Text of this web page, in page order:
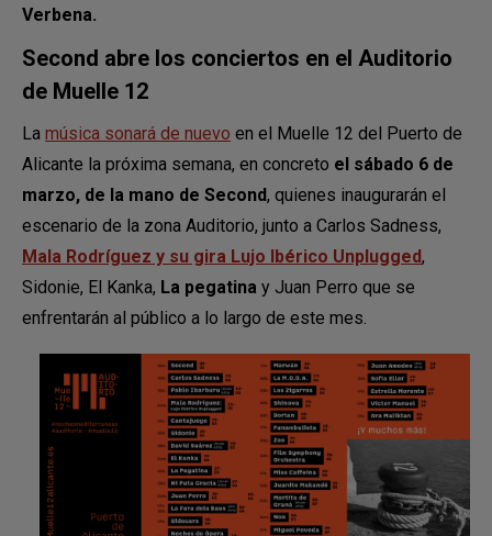
Verbena.
Second abre los conciertos en el Auditorio
de Muelle 12
La música sonará de nuevo en el Muelle 12 del Puerto de
Alicante la próxima semana, en concreto el sábado 6 de
marzo, de la mano de Second, quienes inaugurarán el
escenario de la zona Auditorio, junto a Carlos Sadness,
Mala Rodríguez y su gira Lujo Ibérico Unplugged,
Sidonie, El Kanka, La pegatina y Juan Perro que se
enfrentarán al público a lo largo de este mes.